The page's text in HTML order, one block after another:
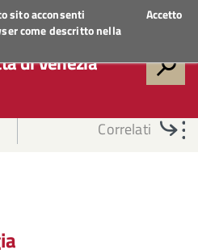
sito acconsenti
come descritto nella
Accetto
di Venezia
Correlati